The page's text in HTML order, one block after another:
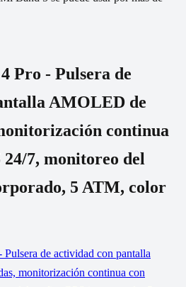
Pro - Pulsera de
AMOLED de
continua
24/7, monitoreo del
5 ATM, color